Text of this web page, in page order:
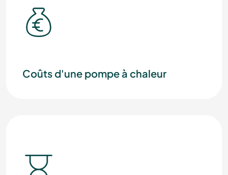
Coûts d'une pompe à chaleur